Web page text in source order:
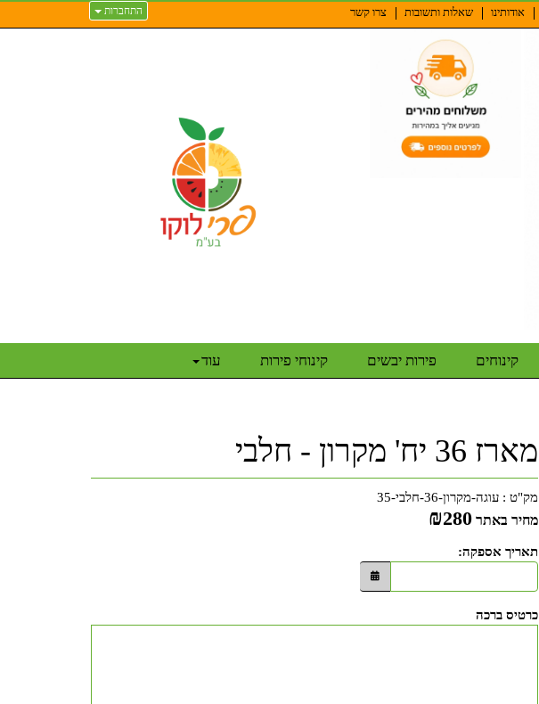
התחברות אודותינו שאלות ותשובות צרו קשר
קינוחים פירות יבשים קינוחי פירות עוד
מארז 36 יח' מקרון - חלבי
מק"ט :עוגה-מקרון-36-חלבי-35
מחיר באתר ₪280
תאריך אספקה:
כרטיס ברכה